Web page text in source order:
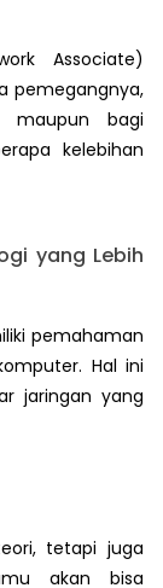
Associate)
pemegangnya,
bagi
kelebihan
yang Lebih
pemahaman
Hal ini
jaringan yang
tetapi juga
akan bisa